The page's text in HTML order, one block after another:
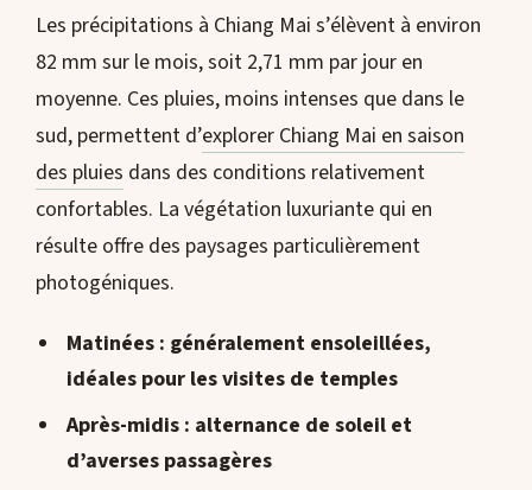
Les précipitations à Chiang Mai s’élèvent à environ
82 mm sur le mois, soit 2,71 mm par jour en
moyenne. Ces pluies, moins intenses que dans le
sud, permettent d’explorer Chiang Mai en saison
des pluies dans des conditions relativement
confortables. La végétation luxuriante qui en
résulte offre des paysages particulièrement
photogéniques.
Matinées : généralement ensoleillées,
idéales pour les visites de temples
Après-midis : alternance de soleil et
d’averses passagères